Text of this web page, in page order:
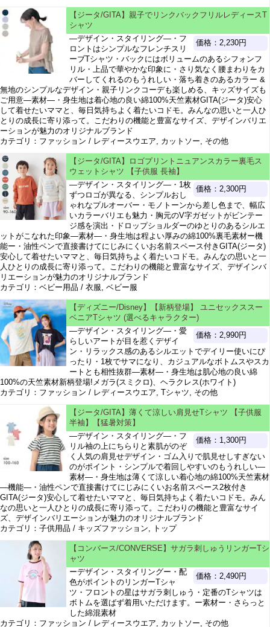
【ジータ/GITA】親子でリンクバックフリルレディースT
シャツ
価格：2,230円
―デザイン・スタイリング―・フ
ロントはシンプルなフレンチスリ
ーブTシャツ・バックにはボリュームのあるシフォンフ
リル・上品で華やかな印象に・さり気なく腰まわりをカ
バーしてくれるのもうれしい・落ち着きのあるカラー &
無地のシンプルなデザイン・親子リンクコーデも楽しめる、キッズサイズも
ご用意―素材―・身生地は着心地の良い綿100%天竺素材GITA(ジータ)安心
して着せたいママと、毎日気持ちよく着たいコドモ。みんなの思いと一人ひ
とりの成長に寄り添って。こだわりの機能と豊富なサイズ、デザインバリエ
ーションが魅力のオリジナルブランド
カテゴリ：ファッション / レディースウエア, カットソー, その他
【ジータ/GITA】ロゴプリントニュアンスカラー裏毛ス
ウェットシャツ 【子供服 長袖】
価格：2,300円
―デザイン・スタイリング―・1枚
ずつロゴが異なる、シンプルおし
ゃれなプルオーバー・モノトーンから差し色まで、幅広
いカラーバリエも魅力・胸元のV字ガゼットがビンテー
ジ感を演出・ドロップショルダーのゆとりのあるシルエ
ットがこなれた印象―素材―・身生地は程よい厚みの綿100%裏毛素材ー機
能ー・油性ペンで直接書けてにじみにくいお名前スペース付きGITA(ジータ)
安心して着せたいママと、毎日気持ちよく着たいコドモ。みんなの思いと一
人ひとりの成長に寄り添って。こだわりの機能と豊富なサイズ、デザインバ
リエーションが魅力のオリジナルブランド
カテゴリ：ベビー用品 / 衣服, ベビー服
【ディズニー/Disney】【新柄登場】 ユニセックススー
ベニアTシャツ (選べるキャラクター)
価格：2,990円
―デザイン・スタイリング―・愛
らしいアートが目を惹くデザイ
ン・リラックス感のあるシルエットでデイリー使いにぴ
ったり・1枚でサマになり、カジュアルなボトムスやスカ
ートとも相性抜群―素材―・身生地は肌心地の良い綿
100%の天竺素材新柄登場!メガラ(スミクロ)、ヘラクレス(ホワイト)
カテゴリ：ファッション / レディースウエア, Tシャツ, その他
【ジータ/GITA】薄くて涼しい肩見せTシャツ 【子供服
半袖】【猛暑対策】
価格：1,300円
―デザイン・スタイリング―・フ
リル袖の上にちらりと素肌がのぞ
く人気の肩見せデザイン・ゴム入りで肌見せしすぎない
のがポイント・シンプルで着回しやすいのもうれしい―
素材―・身生地は薄くて涼しい着心地の綿100%天竺素材
―機能―・油性ペンで直接書けてにじみにくいお名前スペース2枚付き
GITA(ジータ)安心して着せたいママと、毎日気持ちよく着たいコドモ。みん
なの思いと一人ひとりの成長に寄り添って。こだわりの機能と豊富なサイ
ズ、デザインバリエーションが魅力のオリジナルブランド
カテゴリ：子供用品 / キッズファッション, トップ
【コンバース/CONVERSE】サガラ刺しゅうリンガーTシ
ャツ
価格：2,490円
ーデザイン・スタイリングー・配
色がポイントのリンガーTシャ
ツ・フロントの星はサガラ刺しゅう・定番のTシャツは
ボトムを選ばず着用いただけます。ー素材ー・さらっと
した綿混素材
カテゴリ：ファッション / レディースウエア, カットソー, その他